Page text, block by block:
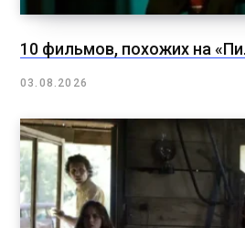
10 фильмов, похожих на
03.08.2026